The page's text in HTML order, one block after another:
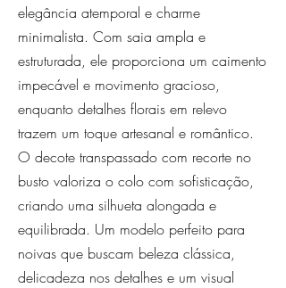
elegância atemporal e charme
minimalista. Com saia ampla e
estruturada, ele proporciona um caimento
impecável e movimento gracioso,
enquanto detalhes florais em relevo
trazem um toque artesanal e romântico.
O decote transpassado com recorte no
busto valoriza o colo com sofisticação,
criando uma silhueta alongada e
equilibrada. Um modelo perfeito para
noivas que buscam beleza clássica,
delicadeza nos detalhes e um visual